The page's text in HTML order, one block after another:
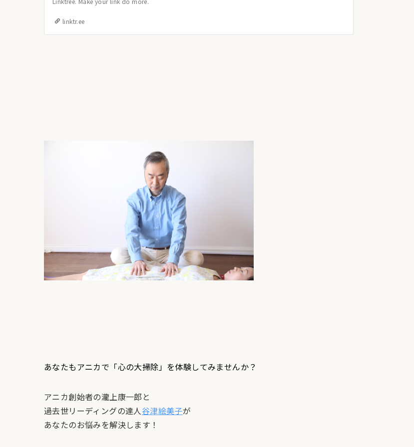
linktr.ee
あなたもアニカで「心の大掃除」を体験してみませんか？
アニカ創始者の瀧上康一郎と
過去世リーディングの達人谷津絵美子が
あなたのお悩みを解決します！